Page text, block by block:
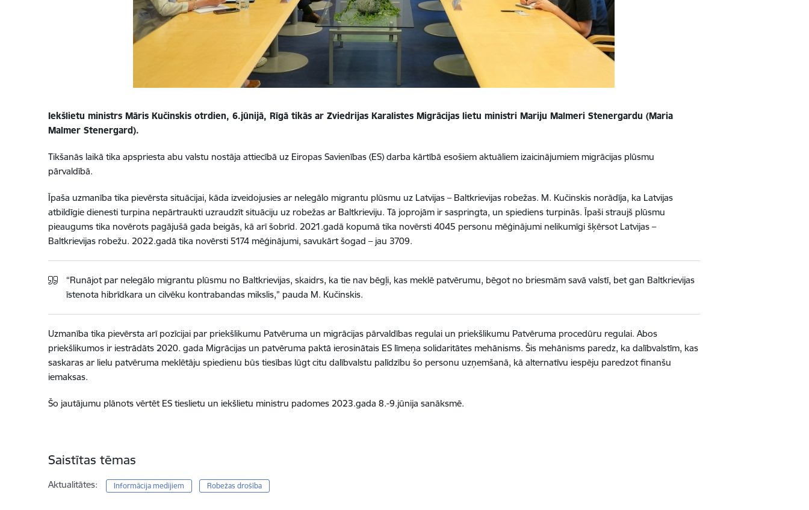
Iekšlietu ministrs Māris Kučinskis otrdien, 6.jūnijā, Rīgā tikās ar Zviedrijas Karalistes Migrācijas lietu ministri Mariju Malmeri Stenergardu (Maria
Malmer Stenergard).
Tikšanās laikā tika apspriesta abu valstu nostāja attiecībā uz Eiropas Savienības (ES) darba kārtībā esošiem aktuāliem izaicinājumiem migrācijas plūsmu
pārvaldībā.
Īpaša uzmanība tika pievērsta situācijai, kāda izveidojusies ar nelegālo migrantu plūsmu uz Latvijas – Baltkrievijas robežas. M. Kučinskis norādīja, ka Latvijas
atbildīgie dienesti turpina nepārtraukti uzraudzīt situāciju uz robežas ar Baltkrieviju. Tā joprojām ir saspringta, un spiediens turpinās. Īpaši straujš plūsmu
pieaugums tika novērots pagājušā gada beigās, kā arī šobrīd. 2021.gadā kopumā tika novērsti 4045 personu mēģinājumi nelikumīgi šķērsot Latvijas –
Baltkrievijas robežu. 2022.gadā tika novērsti 5174 mēģinājumi, savukārt šogad – jau 3709.
“Runājot par nelegālo migrantu plūsmu no Baltkrievijas, skaidrs, ka tie nav bēgļi, kas meklē patvērumu, bēgot no briesmām savā valstī, bet gan Baltkrievijas
īstenota hibrīdkara un cilvēku kontrabandas mikslis,” pauda M. Kučinskis.
Uzmanība tika pievērsta arī pozīcijai par priekšlikumu Patvēruma un migrācijas pārvaldības regulai un priekšlikumu Patvēruma procedūru regulai. Abos
priekšlikumos ir iestrādāts 2020. gada Migrācijas un patvēruma paktā ierosinātais ES līmeņa solidaritātes mehānisms. Šis mehānisms paredz, ka dalībvalstīm, kas
saskaras ar lielu patvēruma meklētāju spiedienu būs tiesības lūgt citu dalībvalstu palīdzību šo personu uzņemšanā, kā alternatīvu iespēju paredzot finanšu
iemaksas.
Šo jautājumu plānots vērtēt ES tieslietu un iekšlietu ministru padomes 2023.gada 8.-9.jūnija sanāksmē.
Saistītas tēmas
Aktualitātes: Informācija medijiem Robežas drošība